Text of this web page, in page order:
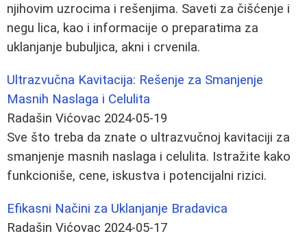
njihovim uzrocima i rešenjima. Saveti za čišćenje i
negu lica, kao i informacije o preparatima za
uklanjanje bubuljica, akni i crvenila.
Ultrazvučna Kavitacija: Rešenje za Smanjenje
Masnih Naslaga i Celulita
Radašin Vićovac 2024-05-19
Sve što treba da znate o ultrazvučnoj kavitaciji za
smanjenje masnih naslaga i celulita. Istražite kako
funkcioniše, cene, iskustva i potencijalni rizici.
Efikasni Načini za Uklanjanje Bradavica
Radašin Vićovac 2024-05-17